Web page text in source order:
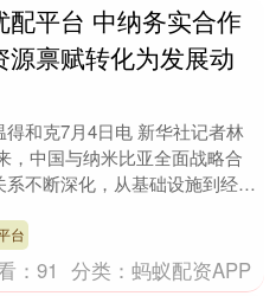
配平台 中纳务实合作
源禀赋转化为发展动
得和克7月4日电 新华社记者林
，中国与纳米比亚全面战略合
系不断深化，从基础设施到经贸
渗入....
台
：91 分类：蚂蚁配资APP